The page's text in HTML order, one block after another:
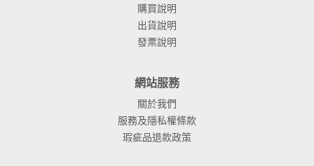
購買說明
出貨說明
發票說明
網站服務
關於我們
服務及隱私權條款
瑕疵品退款政策